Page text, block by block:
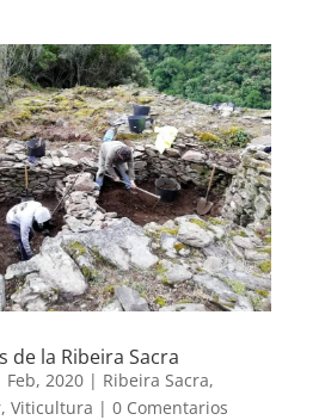
de la Ribeira Sacra
Feb, 2020| Ribeira Sacra,
, Viticultura | 0 Comentarios